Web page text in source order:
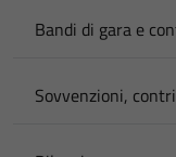
Bandi di gara e
Sovvenzioni,